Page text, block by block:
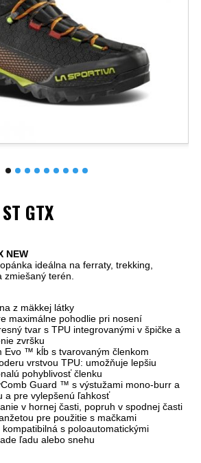
GTX
NEW
ideálna na ferraty, trekking,
zmiešaný terén.
z mäkkej látky
maximálne pohodlie pri nosení
tvar s TPU integrovanými v špičke a
zvršku
Evo ™ kĺb s tvarovaným členkom
vrstvou TPU: umožňuje lepšiu
pohyblivosť členku
Guard ™ s výstužami mono-burr a
a pre vylepšenú ľahkosť
v hornej časti, popruh v spodnej časti
pre použitie s mačkami
s poloautomatickými
ľadu alebo snehu